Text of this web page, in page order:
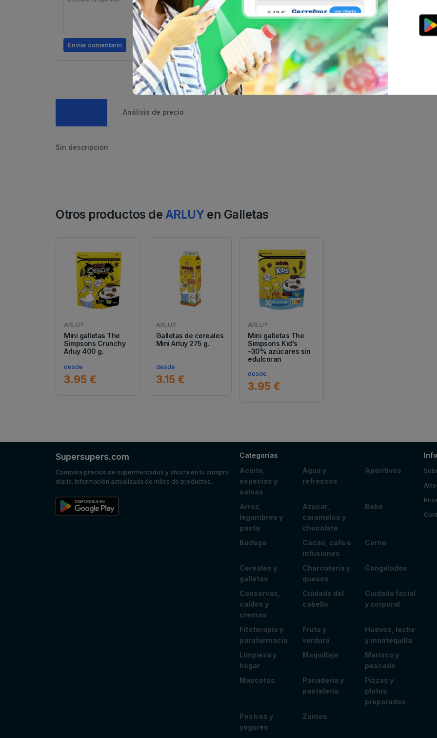
Enviar comentario
Análisis de precio
Sin descripción
Otros productos de ARLUYen Galletas
ARLUY
Mini galletas The
Simpsons Crunchy
Arluy 400 g.
desde
3.95 €
ARLUY
Galletas de cereales
Mini Arluy 275 g.
desde
3.15 €
ARLUY
Mini galletas The
Simpsons Kid's
-30% azúcares sin
edulcoran
desde
3.95 €
Supersupers.com
Compara precios de supermercados y ahorra en tu compra
diaria. Información actualizada de miles de productos.
Categorías
Aceite,
especias y
salsas
Agua y
refrescos
Aperitivos
Arroz,
legumbres y
pasta
Azúcar,
caramelos y
chocolate
Bebé
Bodega
Cacao, café e
infusiones
Carne
Cereales y
galletas
Charcutería y
quesos
Congelados
Conservas,
caldos y
cremas
Cuidado del
cabello
Cuidado facial
y corporal
Fitoterapia y
parafarmacia
Fruta y
verdura
Huevos, leche
y mantequilla
Limpieza y
hogar
Maquillaje
Marisco y
pescado
Mascotas
Panadería y
pastelería
Pizzas y
platos
preparados
Postres y
yogures
Zumos